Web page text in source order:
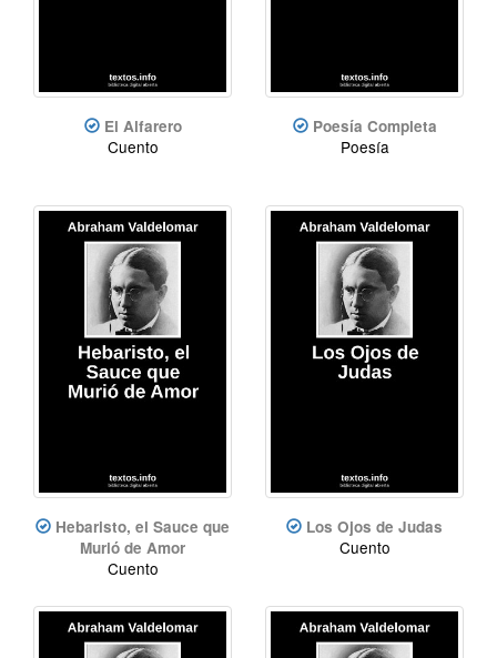
El Alfarero
Cuento
Poesía Completa
Poesía
Hebaristo, el Sauce que
Murió de Amor
Cuento
Los Ojos de Judas
Cuento